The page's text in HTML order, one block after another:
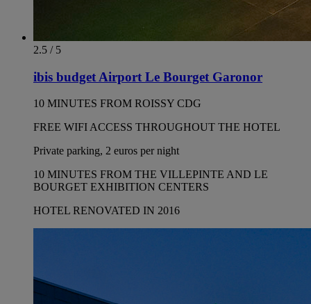
2.5 / 5
ibis budget Airport Le Bourget Garonor
10 MINUTES FROM ROISSY CDG
FREE WIFI ACCESS THROUGHOUT THE HOTEL
Private parking, 2 euros per night
10 MINUTES FROM THE VILLEPINTE AND LE
BOURGET EXHIBITION CENTERS
HOTEL RENOVATED IN 2016